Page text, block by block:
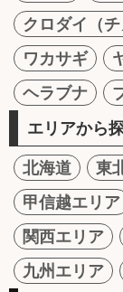
クロダイ（チ
ワカサギ
ヘラブナ
エリアから
北海道 東
甲信越エリア
関西エリア
九州エリア